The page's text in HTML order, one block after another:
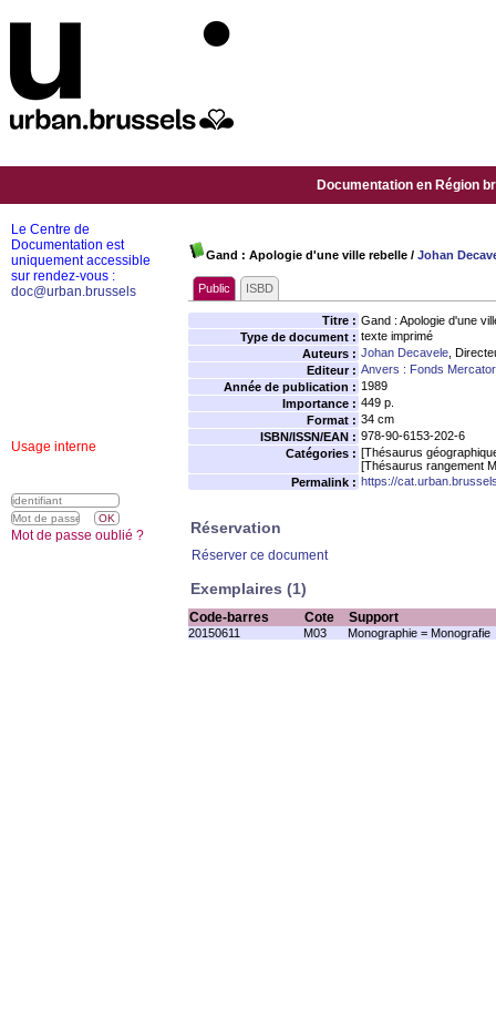
Documentation en Région
Gand : Apologie d'une ville rebelle / Johan
Public ISBD
Titre : Gand : Apologie d'une
Type de document : texte imprimé
Auteurs : Johan Decavele ,
Editeur : Anvers : Fonds Mercator
Année de publication : 1989
Importance : 449 p.
Format : 34 cm
ISBN/ISSN/EAN : 978-90-6153-202-6
Catégories : [Thésaurus
[Thésaurus rangement
Permalink : https://
Réservation
Réserver ce document
Exemplaires (1)
Code-barres Cote Support
20150611 M03 Monographie = Monografie
Le Centre de
Documentation est
uniquement accessible
sur rendez-vous :
doc@urban.brussels
Usage interne
Mot de passe oublié ?